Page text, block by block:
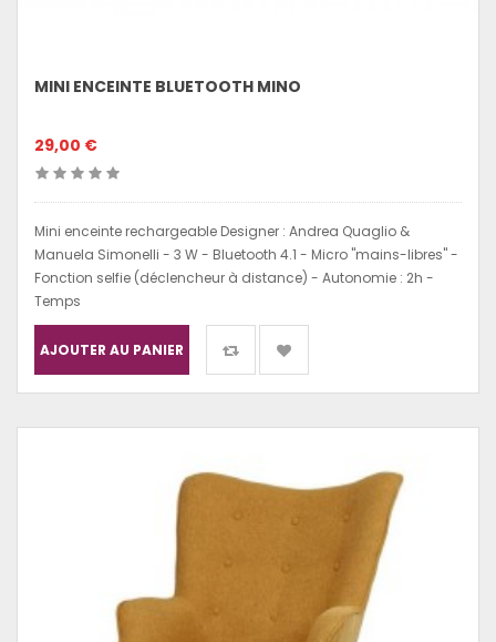
MINI ENCEINTE BLUETOOTH MINO
29,00 €
Mini enceinte rechargeable Designer : Andrea Quaglio &
Manuela Simonelli - 3 W - Bluetooth 4.1 - Micro "mains-libres" -
Fonction selfie (déclencheur à distance) - Autonomie : 2h -
Temps
AJOUTER AU PANIER